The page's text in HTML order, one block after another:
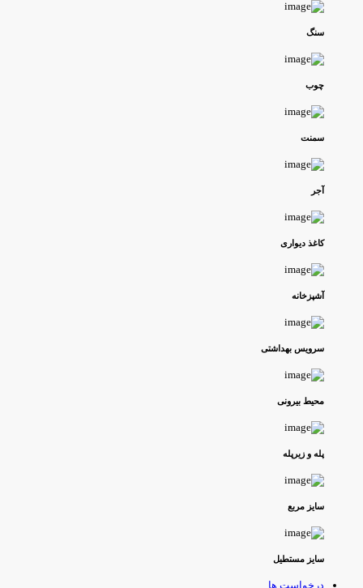
سنگ
چوب
سمنت
آجر
کاغذ دیواری
آشپزخانه
سرویس بهداشتی
محیط بیرونی
پله و زیرپله
سایز مربع
سایز مستطیل
درخواست ها